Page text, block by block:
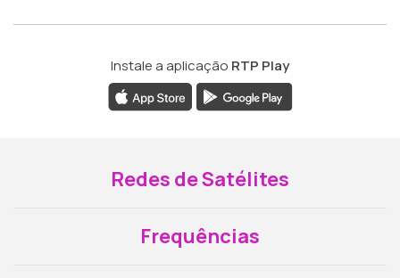
Instale a aplicação RTP Play
Redes de Satélites
Frequências